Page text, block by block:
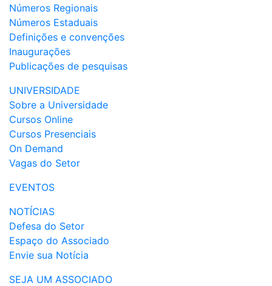
Números Regionais
Números Estaduais
Definições e convenções
Inaugurações
Publicações de pesquisas
UNIVERSIDADE
Sobre a Universidade
Cursos Online
Cursos Presenciais
On Demand
Vagas do Setor
EVENTOS
NOTÍCIAS
Defesa do Setor
Espaço do Associado
Envie sua Notícia
SEJA UM ASSOCIADO